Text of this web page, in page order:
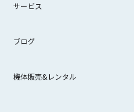
サービス
ブログ
機体販売&レンタル